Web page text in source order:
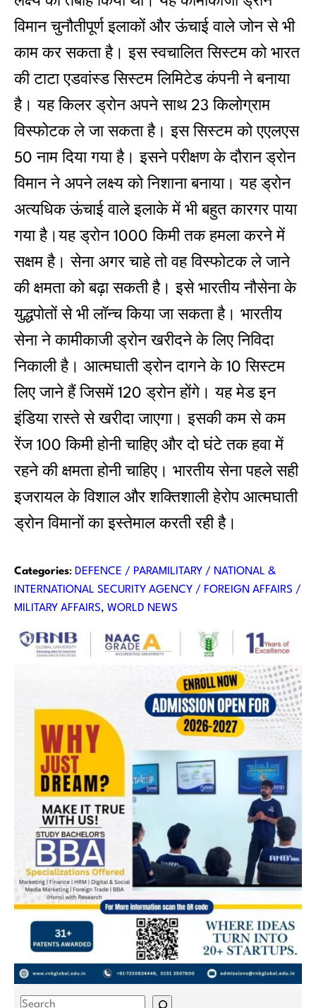
विमान चुनौतीपूर्ण इलाकों और ऊंचाई वाले जोन से भी
काम कर सकता है। इस स्‍वचालित सिस्‍टम को भारत
की टाटा एडवांस्‍ड सिस्‍टम लिमिटेड कंपनी ने बनाया
है। यह किलर ड्रोन अपने साथ 23 किलोग्राम
विस्‍फोटक ले जा सकता है। इस सिस्‍टम को एएलएस
50 नाम दिया गया है। इसने परीक्षण के दौरान ड्रोन
विमान ने अपने लक्ष्‍य को निशाना बनाया। यह ड्रोन
अत्‍यधिक ऊंचाई वाले इलाके में भी बहुत कारगर पाया
गया है।यह ड्रोन 1000 किमी तक हमला करने में
सक्षम है। सेना अगर चाहे तो वह विस्‍फोटक ले जाने
की क्षमता को बढ़ा सकती है। इसे भारतीय नौसेना के
युद्धपोतों से भी लॉन्‍च किया जा सकता है। भारतीय
सेना ने कामीकाजी ड्रोन खरीदने के लिए निविदा
निकाली है। आत्‍मघाती ड्रोन दागने के 10 सिस्‍टम
लिए जाने हैं जिसमें 120 ड्रोन होंगे। यह मेड इन
इंडिया रास्‍ते से खरीदा जाएगा। इसकी कम से कम
रेंज 100 किमी होनी चाहिए और दो घंटे तक हवा में
रहने की क्षमता होनी चाहिए। भारतीय सेना पहले सही
इजरायल के विशाल और शक्तिशाली हेरोप आत्‍मघाती
ड्रोन विमानों का इस्‍तेमाल करती रही है।
Categories: DEFENCE / PARAMILITARY / NATIONAL &
INTERNATIONAL SECURITY AGENCY / FOREIGN AFFAIRS /
MILITARY AFFAIRS, WORLD NEWS
S